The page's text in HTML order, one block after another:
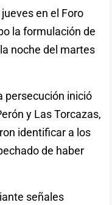
en el Foro
la formulación de
noche del martes
persecución inició
y Las Torcazas,
identificar a los
de haber
señales